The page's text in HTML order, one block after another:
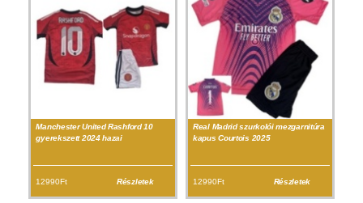
Manchester United Rashford 10
gyerekszett 2024 hazai
12990Ft Részletek
Real Madrid szurkolói mezgarnitúra
kapus Courtois 2025
12990Ft Részletek